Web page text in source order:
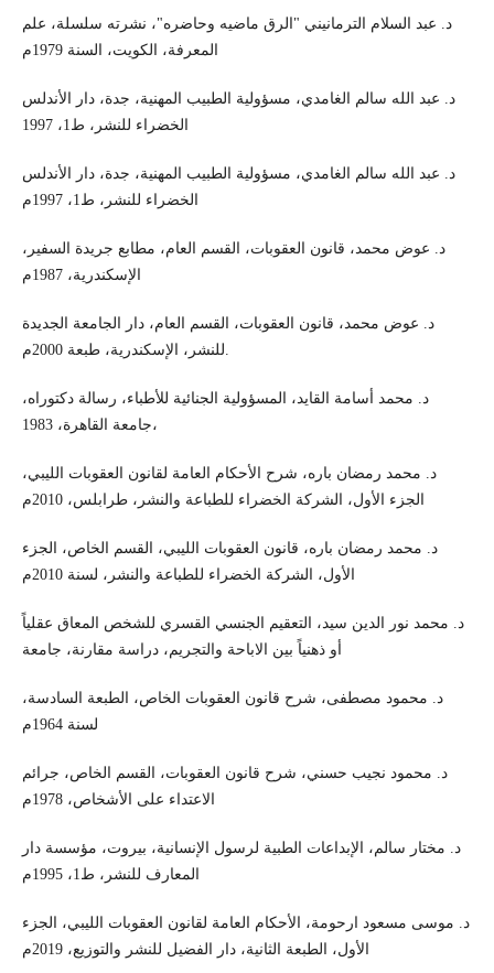
د. عبد السلام الترمانيني "الرق ماضيه وحاضره"، نشرته سلسلة، علم
المعرفة، الكويت، السنة 1979م
د. عبد الله سالم الغامدي، مسؤولية الطبيب المهنية، جدة، دار الأندلس
الخضراء للنشر، ط1، 1997
د. عبد الله سالم الغامدي، مسؤولية الطبيب المهنية، جدة، دار الأندلس
الخضراء للنشر، ط1، 1997م
د. عوض محمد، قانون العقوبات، القسم العام، مطابع جريدة السفير،
الإسكندرية، 1987م
د. عوض محمد، قانون العقوبات، القسم العام، دار الجامعة الجديدة
للنشر، الإسكندرية، طبعة 2000م.
د. محمد أسامة القايد، المسؤولية الجنائية للأطباء، رسالة دكتوراه،
جامعة القاهرة، 1983،
د. محمد رمضان باره، شرح الأحكام العامة لقانون العقوبات الليبي،
الجزء الأول، الشركة الخضراء للطباعة والنشر، طرابلس، 2010م
د. محمد رمضان باره، قانون العقوبات الليبي، القسم الخاص، الجزء
الأول، الشركة الخضراء للطباعة والنشر، لسنة 2010م
د. محمد نور الدين سيد، التعقيم الجنسي القسري للشخص المعاق عقلياً
أو ذهنياً بين الاباحة والتجريم، دراسة مقارنة، جامعة
د. محمود مصطفى، شرح قانون العقوبات الخاص، الطبعة السادسة،
لسنة 1964م
د. محمود نجيب حسني، شرح قانون العقوبات، القسم الخاص، جرائم
الاعتداء على الأشخاص، 1978م
د. مختار سالم، الإبداعات الطبية لرسول الإنسانية، بيروت، مؤسسة دار
المعارف للنشر، ط1، 1995م
د. موسى مسعود ارحومة، الأحكام العامة لقانون العقوبات الليبي، الجزء
الأول، الطبعة الثانية، دار الفضيل للنشر والتوزيع، 2019م